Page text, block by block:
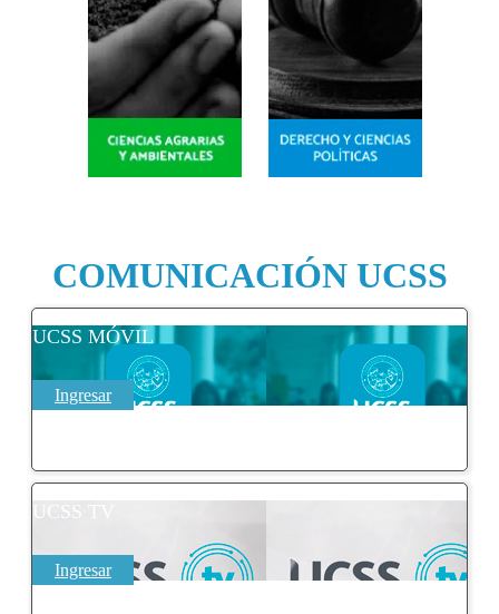
COMUNICACIÓN UCSS
UCSS MÓVIL
Ingresar
UCSS TV
Ingresar